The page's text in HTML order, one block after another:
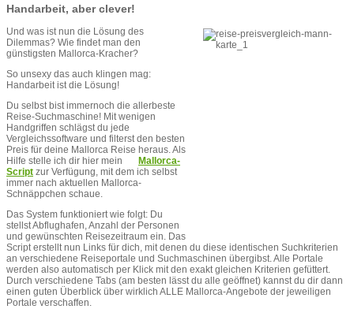
Handarbeit, aber clever!
Und was ist nun die Lösung des
Dilemmas? Wie findet man den
günstigsten Mallorca-Kracher?
So unsexy das auch klingen mag:
Handarbeit ist die Lösung!
Du selbst bist immernoch die allerbeste
Reise-Suchmaschine! Mit wenigen
Handgriffen schlägst du jede
Vergleichssoftware und filterst den besten
Preis für deine Mallorca Reise heraus. Als
Hilfe stelle ich dir hier mein
Mallorca-
Script zur Verfügung, mit dem ich selbst
immer nach aktuellen Mallorca-
Schnäppchen schaue.
Das System funktioniert wie folgt: Du
stellst Abflughafen, Anzahl der Personen
und gewünschten Reisezeitraum ein. Das
Script erstellt nun Links für dich, mit denen du diese identischen Suchkriterien
an verschiedene Reiseportale und Suchmaschinen übergibst. Alle Portale
werden also automatisch per Klick mit den exakt gleichen Kriterien gefüttert.
Durch verschiedene Tabs (am besten lässt du alle geöffnet) kannst du dir dann
einen guten Überblick über wirklich ALLE Mallorca-Angebote der jeweiligen
Portale verschaffen.